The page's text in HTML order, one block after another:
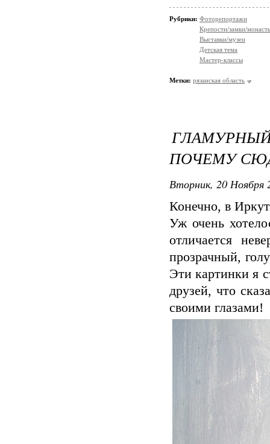
Рубрики: Фоторепортажи
Крепости/замки/
Выставки/музеи
Детская тема
Мастер-классы
Метки: рязанская область
ПОЧЕМУ
Вторник, 20 Ноября
Конечно, в
Уж очень
отличается
прозрачный,
Эти картинки я
друзей, что
своими глазами!